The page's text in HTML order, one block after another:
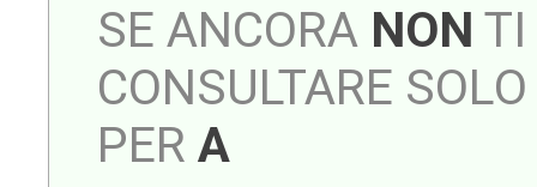
SE ANCORA NON TI
CONSULTARE
PER A